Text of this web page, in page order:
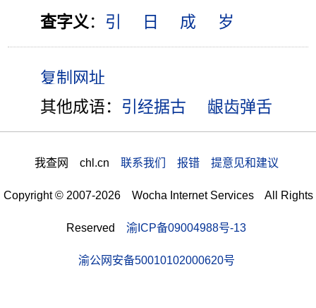
查字义 ： 引 日 成 岁
其他成语： 引经据古 龈齿弹舌
我查网 chl.cn 联系我们 报错 提意见和建议
Copyright © 2007-2026 Wocha Internet Services All Rights
Reserved 渝ICP备09004988号-13
渝公网安备50010102000620号